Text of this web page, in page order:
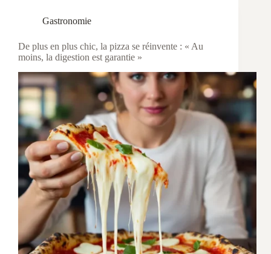
Gastronomie
De plus en plus chic, la pizza se réinvente : « Au
moins, la digestion est garantie »